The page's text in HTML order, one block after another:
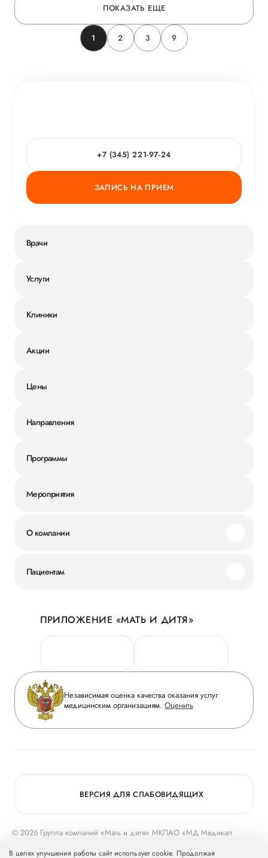
ПОКАЗАТЬ ЕЩЕ
1 2 3 9
+7 (345) 221-97-24
ЗАПИСЬ НА ПРИЕМ
Врачи
Услуги
Клиники
Акции
Цены
Направления
Программы
Мероприятия
О компании
Новости
Руководство
Сотрудничество
Инвесторам
Журнал «Мать и дитя»
Вакансии
Медицинский туризм
Пациентам
Личный кабинет
Персональные данные
Горячая линия качества
Вопрос-ответ
Приложение пациента
Статьи
ПРИЛОЖЕНИЕ «МАТЬ И ДИТЯ»
Независимая оценка качества оказания услуг
медицинским организациям. Оценить
© 2026 Группа компаний «Мать и дитя» МКПАО «МД Медикал
ВЕРСИЯ ДЛЯ СЛАБОВИДЯЩИХ
В целях улучшения работы сайт использует cookie. Продолжая